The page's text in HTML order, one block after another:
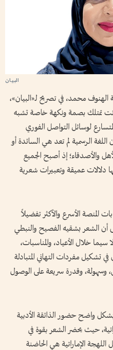
الهنوف محمد، في تصريح لـ«البيان»،
تمتلك بصمة ونكهة خاصة تشبه
لوسائل التواصل الفوري
الرسمية لم تعد هي السائدة أو
والأصدقاء؛ إذ أصبح الجميع
عميقة وتعبيرات شعرية
الأسرع والأكثر تفضيلاً
أن الشعر بشقيه الفصيح والنبطي
سيما خلال الأعياد، والمناسبات،
تشكيل مفردات التهاني المتبادلة
وسهولة، وقدرة سريعة على الوصول
واضح حضور الذائقة الأدبية
حيث يحضر الشعر بقوة في
الإماراتية هي الحاضنة